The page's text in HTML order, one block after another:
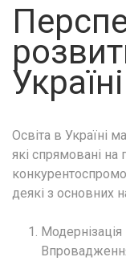
Україні
Освіта в Україні
які спрямовані на
деякі з основних